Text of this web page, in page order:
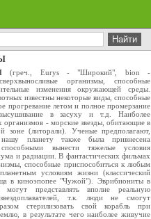
(греч., Eurys - "Широкий", bion -
организмы, способные
изменения окружающей среды.
известны некоторые виды, способные
прогревание летом и полное промерзание
в засуху и т.д. Наиболее
организмов - морские звезды, обитающие в
зоне (литорали). Ученые предполагают,
планету также была привнесена
вынести тяжелые условия
и радиации. В фантастических фильмах
способные приспособиться к любым
условиям жизни (классический
в киноэпопее "Чужой"). Эврибиониты в
могут представлять вполне реальную
т.к. люди не смогут
стерилизовать свой корабль при
в результате чего наиболее живучие